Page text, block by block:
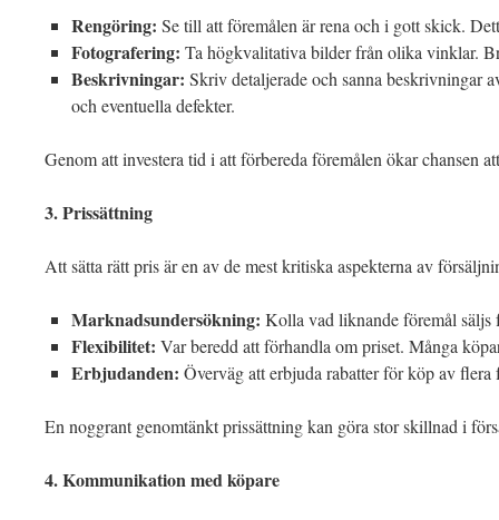
Rengöring: Se till att föremålen är rena och i gott skick.
Fotografering: Ta högkvalitativa bilder från olika vinklar.
Beskrivningar: Skriv detaljerade och sanna beskrivningar
och eventuella defekter.
Genom att investera tid i att förbereda föremålen ökar chansen
3. Prissättning
Att sätta rätt pris är en av de mest kritiska aspekterna av
Marknadsundersökning: Kolla vad liknande föremål säljs
Flexibilitet: Var beredd att förhandla om priset. Många
Erbjudanden: Överväg att erbjuda rabatter för köp av flera
En noggrant genomtänkt prissättning kan göra stor skillnad i
4. Kommunikation med köpare